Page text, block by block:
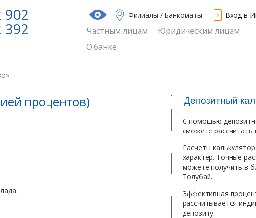
902
392
Филиалы / Банкоматы Вход в
Частным лицам
Юридическим лицам
О банке
процентов) Депозитный
С помощью
сможете рассчитать
Расчеты
характер. Точные
можете получить в
Толубай.
Эффективная
рассчитывается
депозиту.